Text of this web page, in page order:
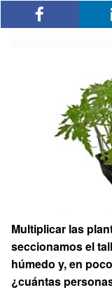
Multiplicar las
seccionamos el
húmedo y, en
¿cuántas